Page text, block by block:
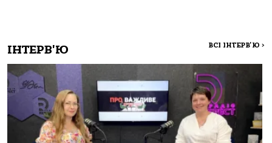
ІНТЕРВ'Ю ВСІ ІНТЕРВ'Ю >